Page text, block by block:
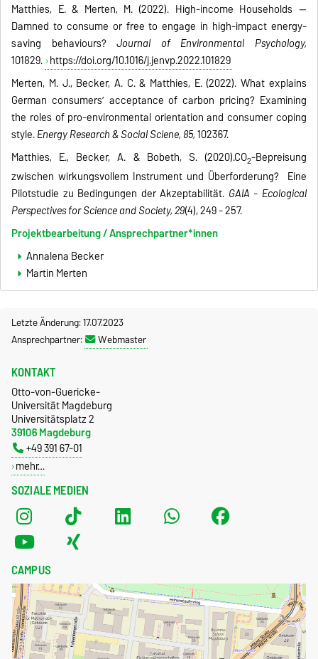
Matthies, E. & Merten, M. (2022). High-income Households —
Damned to consume or free to engage in high-impact energy-
saving behaviours?
Journal of Environmental Psychology,
101829. https://doi.org/10.1016/j.jenvp.2022.101829
Merten, M. J., Becker, A. C. & Matthies, E. (2022).What explains
German consumers’ acceptance of carbon pricing? Examining
the roles of pro-environmental orientation and consumer coping
style.Energy Research & Social Sciene, 85,102367.
Matthies, E., Becker, A. & Bobeth, S. (2020).CO2-Bepreisung
zwischen wirkungsvollem Instrument und Überforderung? Eine
Pilotstudie zu Bedingungen der Akzeptabilität. GAIA - Ecological
Perspectives for Science and Society, 29(4), 249 - 257.
Projektbearbeitung / Ansprechpartner*innen
Annalena Becker
Martin Merten
Letzte Änderung: 17.07.2023
Ansprechpartner:
Webmaster
SOZIALE MEDIEN
KONTAKT
Otto-von-Guericke-
Universität Magdeburg
Universitätsplatz 2
39106 Magdeburg
+49 391 67-01
mehr…
CAMPUS